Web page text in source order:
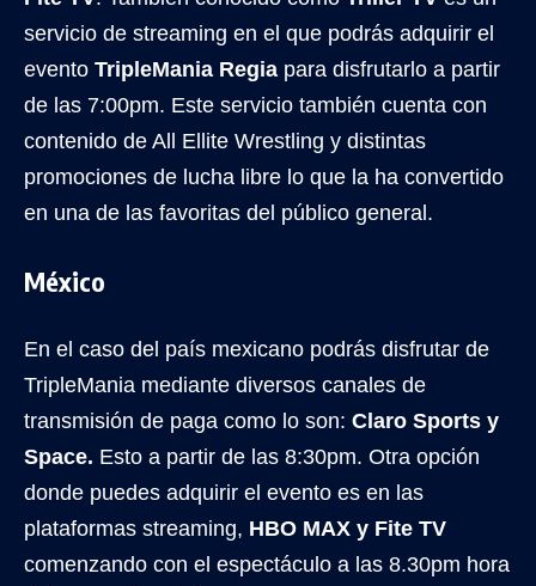
servicio de streaming en el que podrás adquirir el
evento TripleMania Regia para disfrutarlo a partir
de las 7:00pm. Este servicio también cuenta con
contenido de All Ellite Wrestling y distintas
promociones de lucha libre lo que la ha convertido
en una de las favoritas del público general.
México
En el caso del país mexicano podrás disfrutar de
TripleMania mediante diversos canales de
transmisión de paga como lo son: Claro Sports y
Space. Esto a partir de las 8:30pm. Otra opción
donde puedes adquirir el evento es en las
plataformas streaming, HBO MAX y Fite TV
comenzando con el espectáculo a las 8.30pm hora